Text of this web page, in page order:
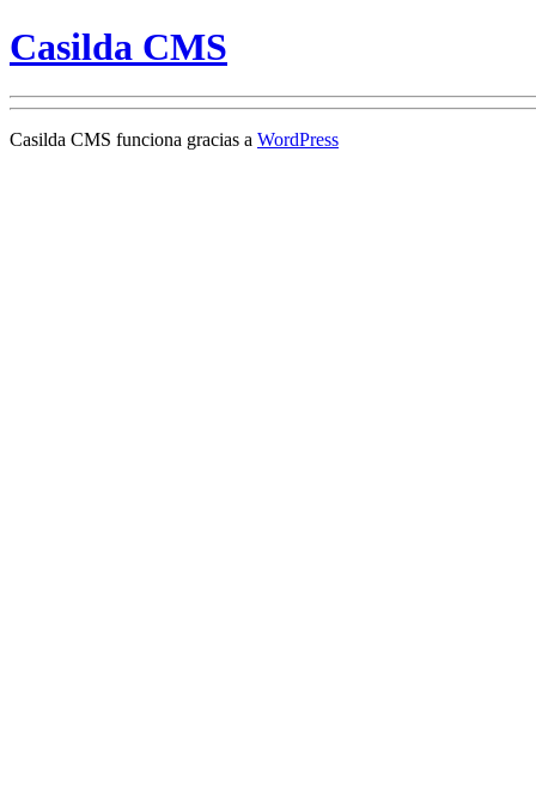
Casilda CMS
Casilda CMS funciona gracias a WordPress